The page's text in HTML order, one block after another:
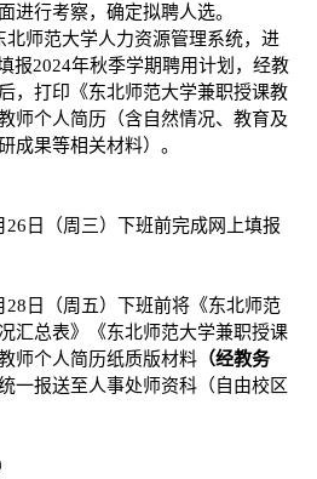
进行考察，确定拟聘人选。
北师范大学人力资源管理系统，进
报2024年秋季学期聘用计划，经教
，打印《东北师范大学兼职授课教
师个人简历（含自然情况、教育及
成果等相关材料）。
日（周三）下班前完成网上填报
28日（周五）下班前将《东北师范
汇总表》《东北师范大学兼职授课
师个人简历纸质版材料（经教务
一报送至人事处师资科（自由校区